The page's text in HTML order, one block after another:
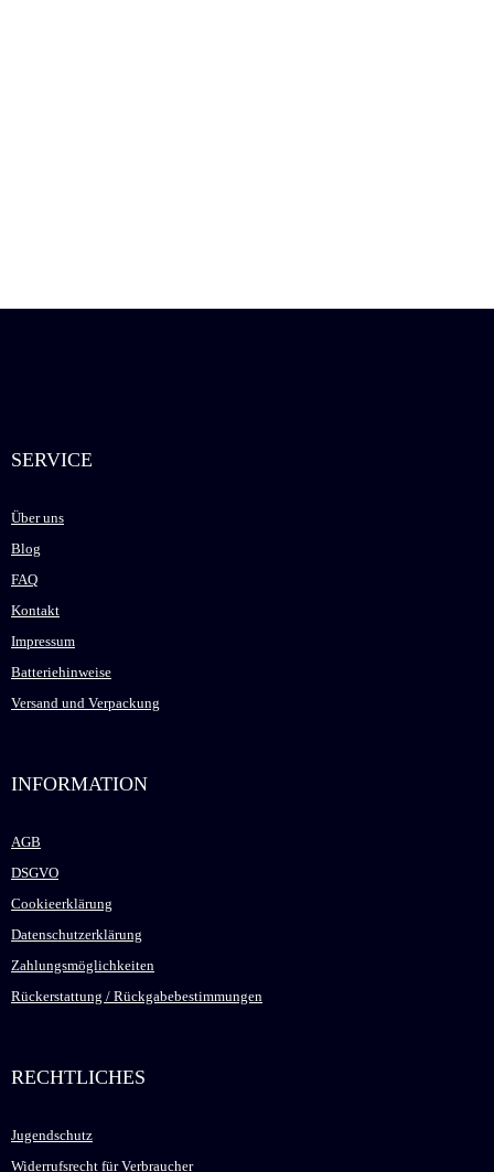
SERVICE
Über uns
Blog
FAQ
Kontakt
Impressum
Batteriehinweise
Versand und Verpackung
INFORMATION
AGB
DSGVO
Cookieerklärung
Datenschutzerklärung
Zahlungsmöglichkeiten
Rückerstattung / Rückgabebestimmungen
RECHTLICHES
Jugendschutz
Widerrufsrecht für Verbraucher